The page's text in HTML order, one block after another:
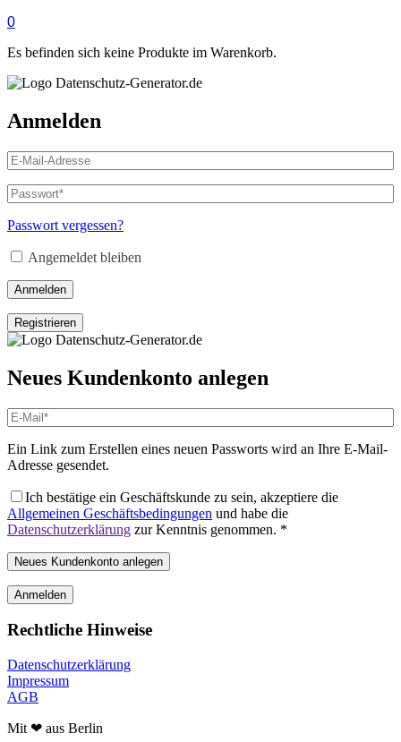
0
Es befinden sich keine Produkte im Warenkorb.
Anmelden
Passwort vergessen?
Angemeldet bleiben
Anmelden
Registrieren
Neues Kundenkonto anlegen
Ein Link zum Erstellen eines neuen Passworts wird an Ihre E-Mail-
Adresse gesendet.
Ich bestätige ein Geschäftskunde zu sein, akzeptiere die
Allgemeinen Geschäftsbedingungen und habe die
Datenschutzerklärung zur Kenntnis genommen. *
Neues Kundenkonto anlegen
Anmelden
Rechtliche Hinweise
Datenschutzerklärung
Impressum
AGB
Mit ❤ aus Berlin